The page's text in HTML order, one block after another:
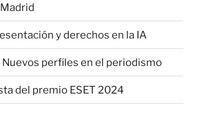
y derechos en la IA
Nuevos perfiles en el periodismo
del premio ESET 2024